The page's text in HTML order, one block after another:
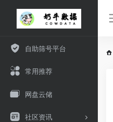
自助筛号平台
常用推荐
网盘云储
社区资讯